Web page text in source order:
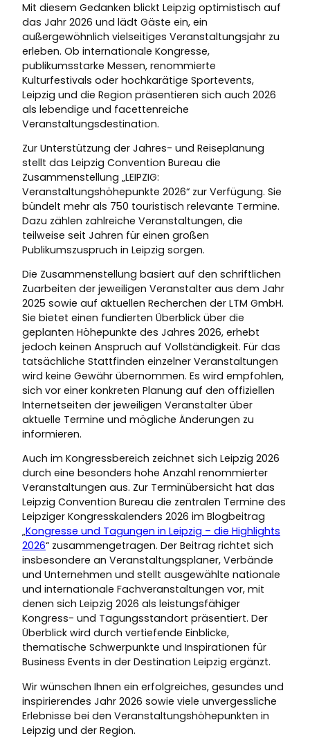
Mit diesem Gedanken blickt Leipzig optimistisch auf
das Jahr 2026 und lädt Gäste ein, ein
außergewöhnlich vielseitiges Veranstaltungsjahr zu
erleben. Ob internationale Kongresse,
publikumsstarke Messen, renommierte
Kulturfestivals oder hochkarätige Sportevents,
Leipzig und die Region präsentieren sich auch 2026
als lebendige und facettenreiche
Veranstaltungsdestination.
Zur Unterstützung der Jahres- und Reiseplanung
stellt das Leipzig Convention Bureau die
Zusammenstellung „LEIPZIG:
Veranstaltungshöhepunkte 2026“ zur Verfügung. Sie
bündelt mehr als 750 touristisch relevante Termine.
Dazu zählen zahlreiche Veranstaltungen, die
teilweise seit Jahren für einen großen
Publikumszuspruch in Leipzig sorgen.
Die Zusammenstellung basiert auf den schriftlichen
Zuarbeiten der jeweiligen Veranstalter aus dem Jahr
2025 sowie auf aktuellen Recherchen der LTM GmbH.
Sie bietet einen fundierten Überblick über die
geplanten Höhepunkte des Jahres 2026, erhebt
jedoch keinen Anspruch auf Vollständigkeit. Für das
tatsächliche Stattfinden einzelner Veranstaltungen
wird keine Gewähr übernommen. Es wird empfohlen,
sich vor einer konkreten Planung auf den offiziellen
Internetseiten der jeweiligen Veranstalter über
aktuelle Termine und mögliche Änderungen zu
informieren.
Auch im Kongressbereich zeichnet sich Leipzig 2026
durch eine besonders hohe Anzahl renommierter
Veranstaltungen aus. Zur Terminübersicht hat das
Leipzig Convention Bureau die zentralen Termine des
Leipziger Kongresskalenders 2026 im Blogbeitrag
„Kongresse und Tagungen in Leipzig – die Highlights
2026“ zusammengetragen. Der Beitrag richtet sich
insbesondere an Veranstaltungsplaner, Verbände
und Unternehmen und stellt ausgewählte nationale
und internationale Fachveranstaltungen vor, mit
denen sich Leipzig 2026 als leistungsfähiger
Kongress- und Tagungsstandort präsentiert. Der
Überblick wird durch vertiefende Einblicke,
thematische Schwerpunkte und Inspirationen für
Business Events in der Destination Leipzig ergänzt.
Wir wünschen Ihnen ein erfolgreiches, gesundes und
inspirierendes Jahr 2026 sowie viele unvergessliche
Erlebnisse bei den Veranstaltungshöhepunkten in
Leipzig und der Region.